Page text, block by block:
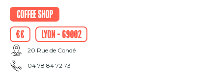
Coffee shop
€€
Lyon - 69002
20 Rue de Condé
04 78 84 72 73